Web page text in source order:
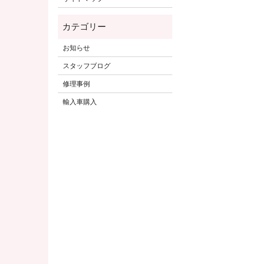
お知らせ
スタッフブログ
修理事例
輸入車購入